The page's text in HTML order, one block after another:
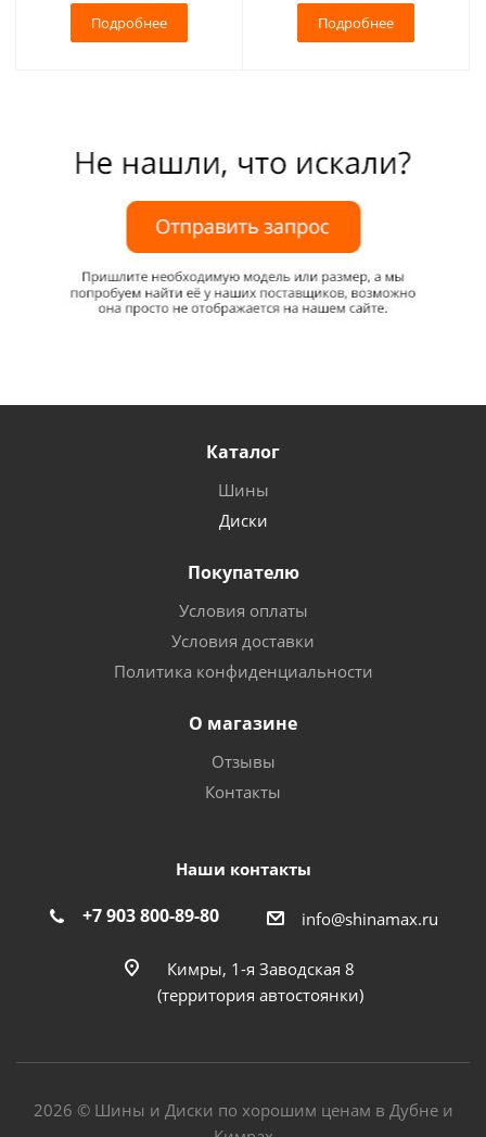
Подробнее Подробнее
Каталог
Шины
Диски
Покупателю
Условия оплаты
Условия доставки
Политика конфиденциальности
О магазине
Отзывы
Контакты
Наши контакты
+7 903 800-89-80 info@shinamax.ru
Кимры, 1-я Заводская 8
(территория автостоянки)
2026 © Шины и Диски по хорошим ценам в Дубне и